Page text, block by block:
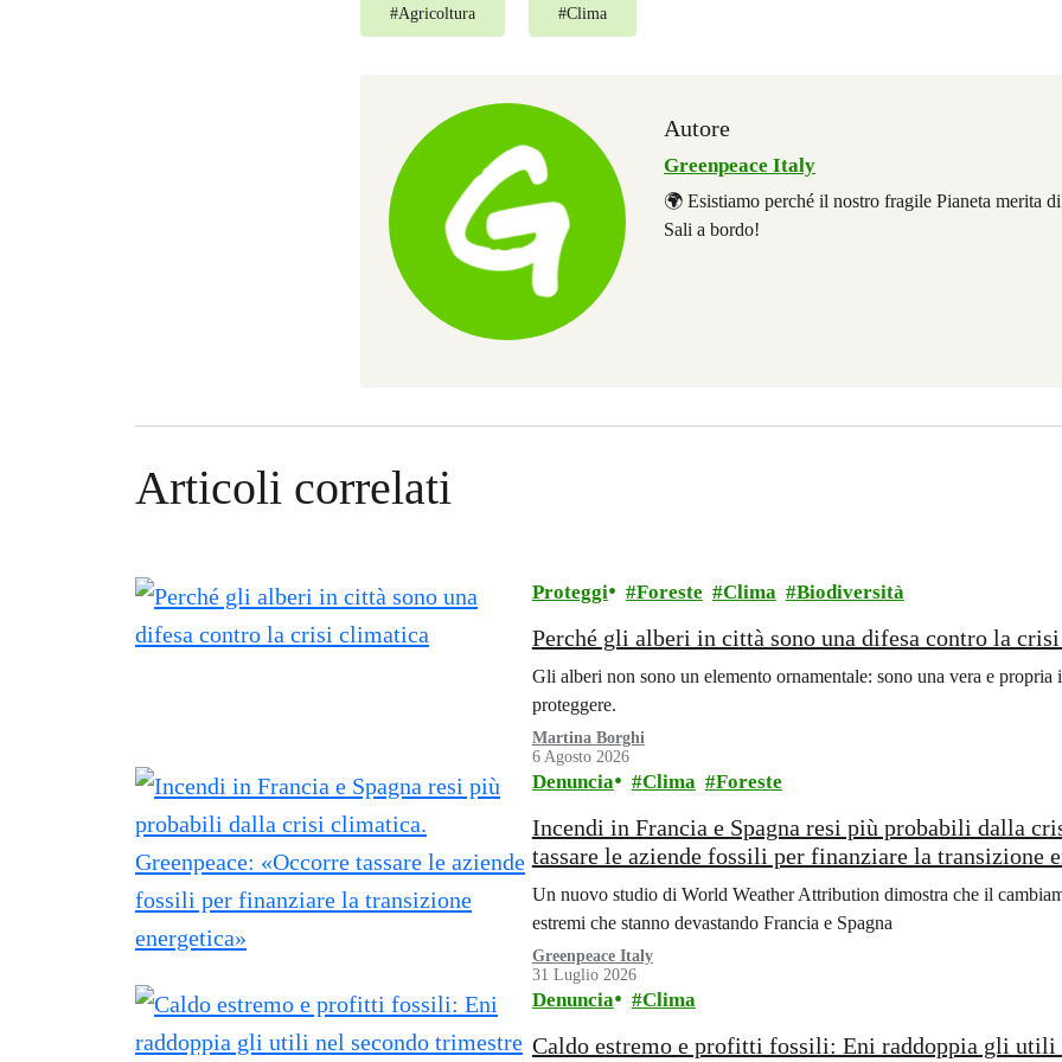
#Agricoltura #Clima
Autore
Greenpeace Italy
🌍 Esistiamo perché il nostro fragile Pianeta merita
Sali a bordo!
Articoli correlati
Proteggi Foreste Clima Biodiversità
Perché gli alberi in città sono una difesa contro la
Gli alberi non sono un elemento ornamentale: sono una vera e
proteggere.
Martina Borghi
6 Agosto 2026
Denuncia Clima Foreste
Incendi in Francia e Spagna resi più probabili dalla
tassare le aziende fossili per finanziare la transizione
Un nuovo studio di World Weather Attribution dimostra che il
estremi che stanno devastando Francia e Spagna
Greenpeace Italy
31 Luglio 2026
Denuncia Clima
Caldo estremo e profitti fossili: Eni raddoppia gli utili